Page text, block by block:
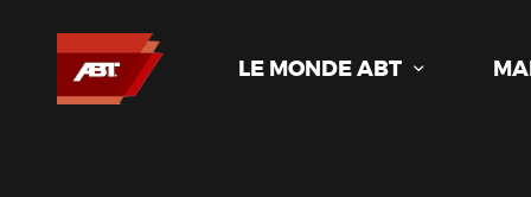
LE MONDE ABT